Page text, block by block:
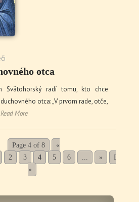
otca
Svätohorský radí tomu, kto chce
otca: „V prvom rade, otče,
Read More
Page 4 of 8
«
2 3 4 5 6 »
Last
»